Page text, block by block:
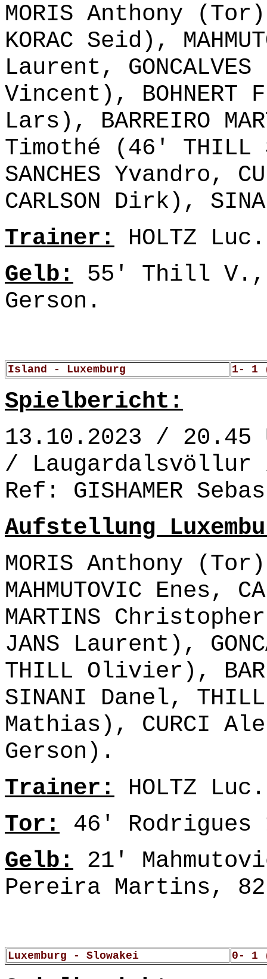
MORIS Anthony
KORAC Seid),
Laurent,
Vincent), BOHNERT
Lars), BARREIRO
Timothé (46' THILL
SANCHES Yvandro,
CARLSON Dirk),
Trainer: HOLTZ Luc.
Gelb: 55' Thill V.,
Gerson.
Island - Luxemburg 1- 1
Spielbericht:
13.10.2023 / 20.45
/ Laugardalsvöllur
Ref: GISHAMER
Aufstellung
MORIS Anthony
MAHMUTOVIC Enes,
MARTINS
JANS Laurent),
THILL Olivier),
SINANI Danel,
Mathias), CURCI
Gerson).
Trainer: HOLTZ Luc.
Tor: 46'
Gelb: 21'
Pereira Martins,
Luxemburg - Slowakei 0- 1